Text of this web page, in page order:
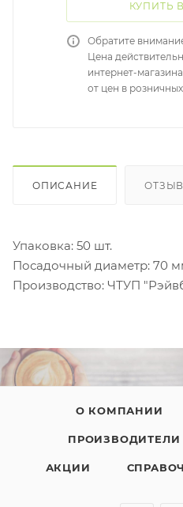
КУПИТЬ
Обратите
Цена
интернет-
от цен в
ОПИСАНИЕ
Упаковка: 50 шт.
Посадочный диаметр: 70
Производство: ЧТУП
О КОМПАНИИ
ПРОИЗВОДИТЕЛИ
АКЦИИ